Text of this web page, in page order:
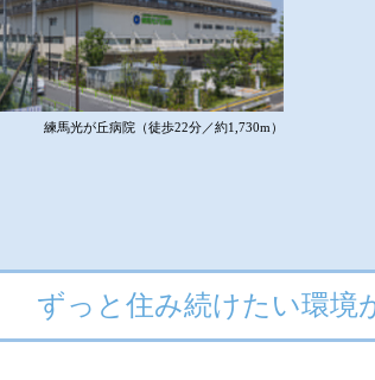
練馬光が丘病院（徒歩22分／約1,730m）
ずっと住み続けたい環境